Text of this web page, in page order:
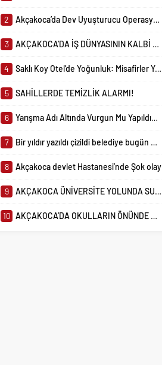
iddialar...
basın kuruluşu yaklaşık
Devlet Hastanesi’nde
olay vatandaşların
göre...
2 Akçakoca’da Dev Uyuşturucu Operasyonu: 1 Tutuklama, 3 Şüpheliye Adli Kontrol
3 AKÇAKOCA’DA İŞ DÜNYASININ KALBİ KALE KOYU LANSMANINDA ATTI
4 Saklı Koy Otel’de Yoğunluk: Misafirler Yer Bulmakta Zorlandı
5 SAHİLLERDE TEMİZLİK ALARMI!
6 Yarışma Adı Altında Vurgun Mu Yapıldı? Tam Altın Vaat Edildi, Altını Gören Olmadı!
7 Bir yıldır yazıldı çizildi belediye bugün düğmeye bastı
8 Akçakoca devlet Hastanesi’nde Şok olay
9 AKÇAKOCA ÜNİVERSİTE YOLUNDA SU BORUSU TARTIŞMASI: ASFALT DÖKÜLDÜKTEN SONRA YENİDEN KAZI GÜNDEMDE
10 AKÇAKOCA’DA OKULLARIN ÖNÜNDE GÜVENLİK ÖNLEMLERİ ARTIRILDI